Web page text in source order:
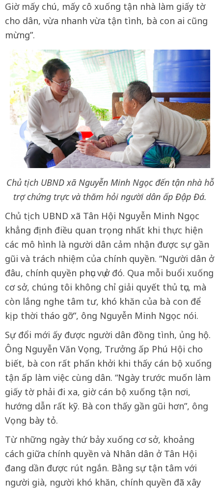
Giờ mấy chú, mấy cô xuống tận nhà làm giấy tờ
cho dân, vừa nhanh vừa tận tình, bà con ai cũng
mừng”.
Chủ tịch UBND xã Nguyễn Minh Ngọc đến tận nhà hỗ
trợ chứng trực và thăm hỏi người dân ấp Đập Đá.
Chủ tịch UBND xã Tân Hội Nguyễn Minh Ngọc
khẳng định điều quan trọng nhất khi thực hiện
các mô hình là người dân cảm nhận được sự gần
gũi và trách nhiệm của chính quyền. “Người dân ở
đâu, chính quyền phục vụ ở đó. Qua mỗi buổi xuống
cơ sở, chúng tôi không chỉ giải quyết thủ tục, mà
còn lắng nghe tâm tư, khó khăn của bà con để
kịp thời tháo gỡ”, ông Nguyễn Minh Ngọc nói.
Sự đổi mới ấy được người dân đồng tình, ủng hộ.
Ông Nguyễn Văn Vọng, Trưởng ấp Phú Hội cho
biết, bà con rất phấn khởi khi thấy cán bộ xuống
tận ấp làm việc cùng dân. “Ngày trước muốn làm
giấy tờ phải đi xa, giờ cán bộ xuống tận nơi,
hướng dẫn rất kỹ. Bà con thấy gần gũi hơn”, ông
Vọng bày tỏ.
Từ những ngày thứ bảy xuống cơ sở, khoảng
cách giữa chính quyền và Nhân dân ở Tân Hội
đang dần được rút ngắn. Bằng sự tận tâm với
người già, người khó khăn, chính quyền đã xây